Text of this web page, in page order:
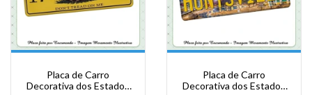
Placa de Carro
Decorativa dos Estados
Placa de Carro
Decorativa dos Estados